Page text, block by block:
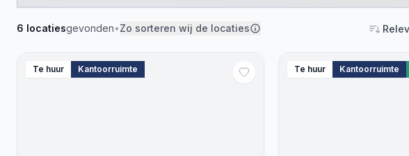
6 locatiesgevonden•Zo sorteren wij de locaties Sorteren
Te huur Kantoorruimte Te huur Kantoorruimte